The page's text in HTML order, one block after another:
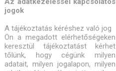
jogok
A tájékoztatás kéréshez való jog
Ön a megadott elérhetőségeken
keresztül tájékoztatást kérhet
tőlünk, hogy cégünk milyen
adatait, milyen jogalapon, milyen